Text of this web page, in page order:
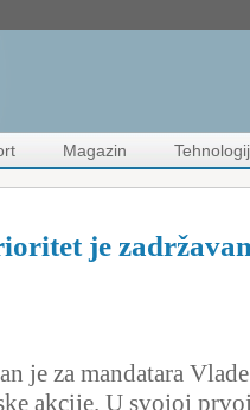
Magazin
je
je za mandatara
akcije. U svojoj